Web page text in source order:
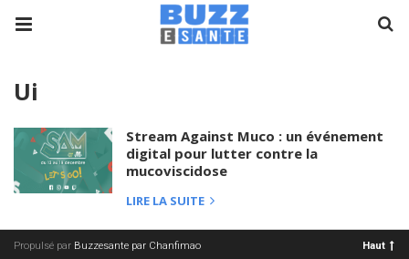
Ui
Stream Against Muco : un événement
digital pour lutter contre la
mucoviscidose
LIRE LA SUITE
Propulsé par Buzzesante par Chanfimao Haut